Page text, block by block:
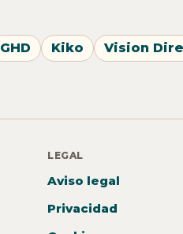
GHD Kiko Vision
LEGAL
Aviso legal
Privacidad